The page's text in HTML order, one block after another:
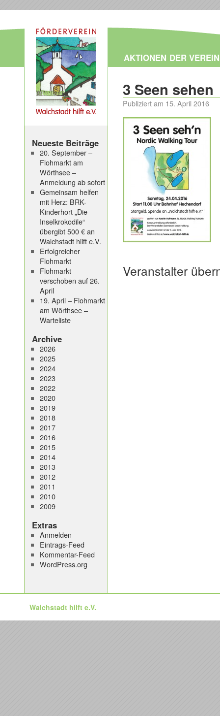
AKTIONEN DER VEREIN
3 Seen sehen
Publiziert am 15. April 2016
Veranstalter
Neueste Beiträge
20. September –
Flohmarkt am
Wörthsee –
Anmeldung ab sofort
Gemeinsam helfen
mit Herz: BRK-
Kinderhort „Die
Inselkrokodile“
übergibt 500 € an
Walchstadt hilft e.V.
Erfolgreicher
Flohmarkt
Flohmarkt
verschoben auf 26.
April
19. April – Flohmarkt
am Wörthsee –
Warteliste
Archive
2026
2025
2024
2023
2022
2020
2019
2018
2017
2016
2015
2014
2013
2012
2011
2010
2009
Extras
Anmelden
Eintrags-Feed
Kommentar-Feed
WordPress.org
Walchstadt hilft e.V.